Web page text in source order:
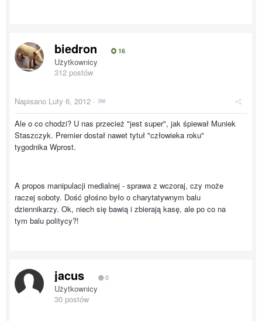
biedron 16
Użytkownicy
312 postów
Napisano Luty 6, 2012 ·
Ale o co chodzi? U nas przecież "jest super", jak śpiewał Muniek
Staszczyk. Premier dostał nawet tytuł "człowieka roku"
tygodnika Wprost.
A propos manipulacji medialnej - sprawa z wczoraj, czy może
raczej soboty. Dość głośno było o charytatywnym balu
dziennikarzy. Ok, niech się bawią i zbierają kasę, ale po co na
tym balu politycy?!
jacus 0
Użytkownicy
30 postów